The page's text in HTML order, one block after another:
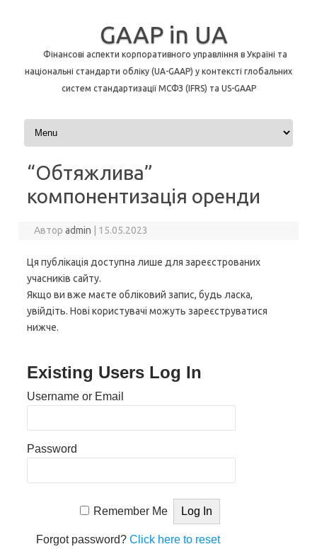
GAAP in UA
Фінансові аспекти корпоративного управління в Україні та
національні стандарти обліку (UA-GAAP) у контексті глобальних
систем стандартизації МСФЗ (IFRS) та US-GAAP
Перейти до контенту
“Обтяжлива”
компонентизація оренди
Авторadmin 15.05.2023
Ця публікація доступна лише для зареєстрованих
учасників сайту.
Якщо ви вже маєте обліковий запис, будь ласка,
увійдіть. Нові користувачі можуть зареєструватися
нижче.
Existing Users Log In
Username or Email
Password
Remember Me
Forgot password?Click here to reset